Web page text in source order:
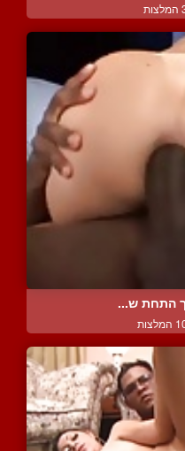
התחת ש...